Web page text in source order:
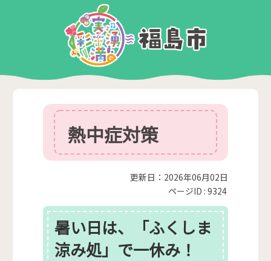
熱中症対策
更新日：2026年06月02日
ページID :9324
暑い日は、「ふくしま
涼み処」で一休み！